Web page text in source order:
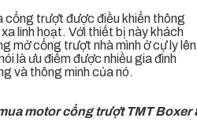
cổng trượt được điều khiển thông
linh hoạt. Với thiết bị này khách
mở cổng trượt nhà mình ở cự ly lên
là ưu điểm được nhiều gia đình
và thông minh của nó.
motor cổng trượt TMT